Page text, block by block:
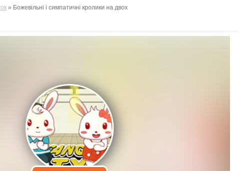
» Божевільні і симпатичні кролики на двох